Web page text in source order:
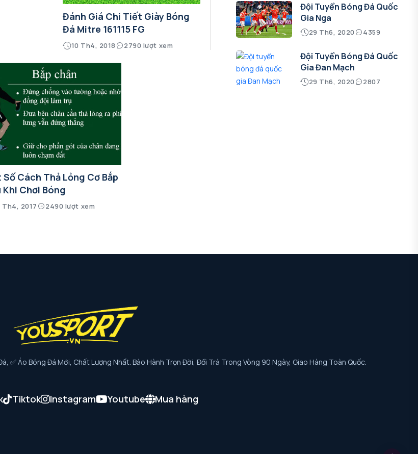
Đánh Giá Chi Tiết Giày Bóng
Đá Mitre 161115 FG
10 Th4, 2018 2790 lượt xem
Số Cách Thả Lỏng Cơ Bắp
Khi Chơi Bóng
Th4, 2017 2490 lượt xem
Đội Tuyển Bóng Đá Quốc
Gia Nga
29 Th6, 2020 4359
Đội Tuyển Bóng Đá Quốc
Gia Đan Mạch
29 Th6, 2020 2807
✅ Áo Bóng Đá Mới, Chất Lượng Nhất. Bảo Hành Trọn Đời, Đổi Trả Trong Vòng 90 Ngày, Giao Hàng Toàn Quốc.
Tiktok Instagram Youtube Mua hàng